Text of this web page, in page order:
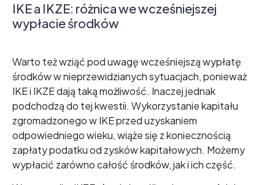
IKE a IKZE: różnica we wcześniejszej
wypłacie środków
Warto też wziąć pod uwagę wcześniejszą wypłatę
środków w nieprzewidzianych sytuacjach, ponieważ
IKE i IKZE dają taką możliwość. Inaczej jednak
podchodzą do tej kwestii. Wykorzystanie kapitału
zgromadzonego w IKE przed uzyskaniem
odpowiedniego wieku, wiąże się z koniecznością
zapłaty podatku od zysków kapitałowych. Możemy
wypłacić zarówno całość środków, jak i ich część.